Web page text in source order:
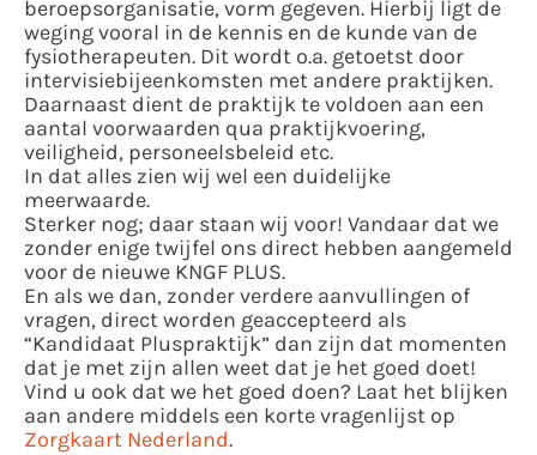
beroepsorganisatie, vorm gegeven. Hierbij ligt de
weging vooral in de kennis en de kunde van de
fysiotherapeuten. Dit wordt o.a. getoetst door
intervisiebijeenkomsten met andere praktijken.
Daarnaast dient de praktijk te voldoen aan een
aantal voorwaarden qua praktijkvoering,
veiligheid, personeelsbeleid etc.
In dat alles zien wij wel een duidelijke
meerwaarde.
Sterker nog; daar staan wij voor! Vandaar dat we
zonder enige twijfel ons direct hebben aangemeld
voor de nieuwe KNGF PLUS.
En als we dan, zonder verdere aanvullingen of
vragen, direct worden geaccepteerd als
“Kandidaat Pluspraktijk” dan zijn dat momenten
dat je met zijn allen weet dat je het goed doet!
Vind u ook dat we het goed doen? Laat het blijken
aan andere middels een korte vragenlijst op
Zorgkaart Nederland.